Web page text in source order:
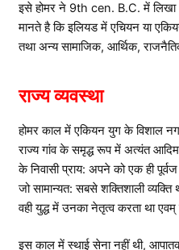
इसे होमर ने 9th cen. B.C. में लिखा
मानते है कि इलियड में एचियन या
तथा अन्य सामाजिक, आर्थिक,
राज्य व्यवस्था
होमर काल में एकियन युग के विशाल
राज्य गांव के समृद्ध रूप में अत्यंत
के निवासी प्राय: अपने को एक ही
जो सामान्यत: सबसे शक्तिशाली
वही युद्ध में उनका नेतृत्व करता था एवम्
इस काल में स्थाई सेना नहीं थी,